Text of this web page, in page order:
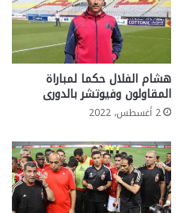
هشام الفلال حكما لمباراة
المقاولون وفيوتشر بالدورى
2 أغسطس، 2022